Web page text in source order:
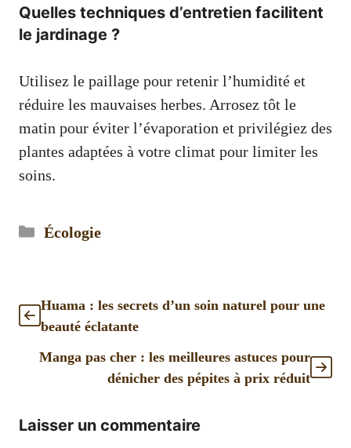
Quelles techniques d’entretien facilitent
le jardinage ?
Utilisez le paillage pour retenir l’humidité et
réduire les mauvaises herbes. Arrosez tôt le
matin pour éviter l’évaporation et privilégiez des
plantes adaptées à votre climat pour limiter les
soins.
Catégories
Écologie
Huama : les secrets d’un soin naturel pour une
beauté éclatante
Manga pas cher : les meilleures astuces pour
dénicher des pépites à prix réduit
Laisser un commentaire